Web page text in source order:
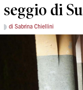
seggio di
di Sabrina Chiellini